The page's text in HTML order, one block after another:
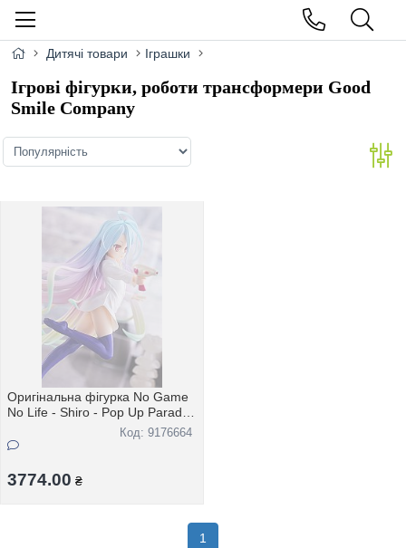
Дитячі товари Іграшки
Ігрові фігурки, роботи трансформери Good
Smile Company
Оригінальна фігурка No Game
No Life - Shiro - Pop Up Parade
Код: 9176664
3774.00 ₴
1